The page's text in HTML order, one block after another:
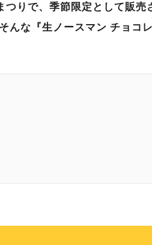
りで、季節限定として販売
んな『生ノースマン チョコ
チョコレート』が並ばないで買える